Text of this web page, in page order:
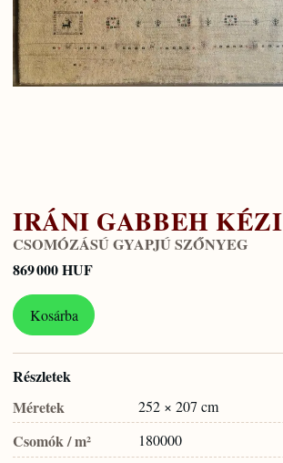
IRÁNI GABBEH KÉZI
CSOMÓZÁSÚ GYAPJÚ SZŐNYEG
869 000 HUF
Kosárba
Részletek
Méretek
252 × 207 cm
Csomók / m² 180000